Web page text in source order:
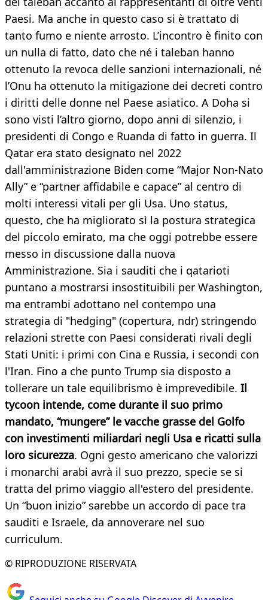
Paesi. Ma anche in questo caso si è trattato di
tanto fumo e niente arrosto. L’incontro è finito con
un nulla di fatto, dato che né i taleban hanno
ottenuto la revoca delle sanzioni internazionali, né
l’Onu ha ottenuto la mitigazione dei decreti contro
i diritti delle donne nel Paese asiatico. A Doha si
sono visti l’altro giorno, dopo anni di silenzio, i
presidenti di Congo e Ruanda di fatto in guerra. Il
Qatar era stato designato nel 2022
dall'amministrazione Biden come “Major Non-Nato
Ally” e “partner affidabile e capace” al centro di
molti interessi vitali per gli Usa. Uno status,
questo, che ha migliorato sì la postura strategica
del piccolo emirato, ma che oggi potrebbe essere
messo in discussione dalla nuova
Amministrazione. Sia i sauditi che i qatarioti
puntano a mostrarsi insostituibili per Washington,
ma entrambi adottano nel contempo una
strategia di "hedging" (copertura, ndr) stringendo
relazioni strette con Paesi considerati rivali degli
Stati Uniti: i primi con Cina e Russia, i secondi con
l'Iran. Fino a che punto Trump sia disposto a
tollerare un tale equilibrismo è imprevedibile. Il
tycoon intende, come durante il suo primo
mandato, “mungere” le vacche grasse del Golfo
con investimenti miliardari negli Usa e ricatti sulla
loro sicurezza. Ogni gesto americano che valorizzi
i monarchi arabi avrà il suo prezzo, specie se si
tratta del primo viaggio all'estero del presidente.
Un “buon inizio” sarebbe un accordo di pace tra
sauditi e Israele, da annoverare nel suo
curriculum.
© RIPRODUZIONE RISERVATA